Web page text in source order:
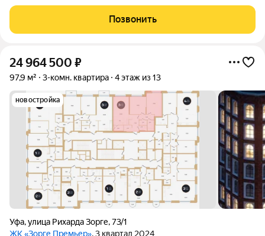
центре Зеленой рощи. Солнечная сторона, из окон
открывается прекрасный вид. В
Позвонить
24 964 500 ₽
97,9 м² 3-комн. квартира 4 этаж из 13
новостройка
Уфа,улица Рихарда Зорге,73/1
ЖК «Зорге Премьер», 3 квартал 2024